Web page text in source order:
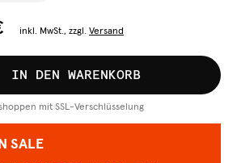
inkl. MwSt., zzgl. Versand
IN DEN WARENKORB
mit SSL-Verschlüsselung
SALE